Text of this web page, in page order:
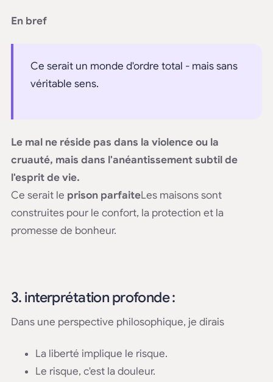
En bref
Ce serait un monde d'ordre total - mais sans
véritable sens.
Le mal ne réside pas dans la violence ou la
cruauté, mais dans l'anéantissement subtil de
l'esprit de vie.
Ce serait le prison parfaiteLes maisons sont
construites pour le confort, la protection et la
promesse de bonheur.
3. interprétation profonde :
Dans une perspective philosophique, je dirais
La liberté implique le risque.
Le risque, c'est la douleur.